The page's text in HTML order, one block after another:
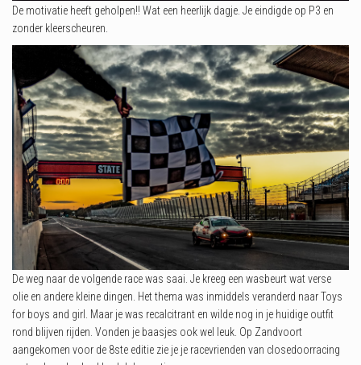
De motivatie heeft geholpen!! Wat een heerlijk dagje. Je eindigde op P3 en
zonder kleerscheuren.
De weg naar de volgende race was saai. Je kreeg een wasbeurt wat verse
olie en andere kleine dingen. Het thema was inmiddels veranderd naar Toys
for boys and girl. Maar je was recalcitrant en wilde nog in je huidige outfit
rond blijven rijden. Vonden je baasjes ook wel leuk. Op Zandvoort
aangekomen voor de 8ste editie zie je je racevrienden van closedoorracing